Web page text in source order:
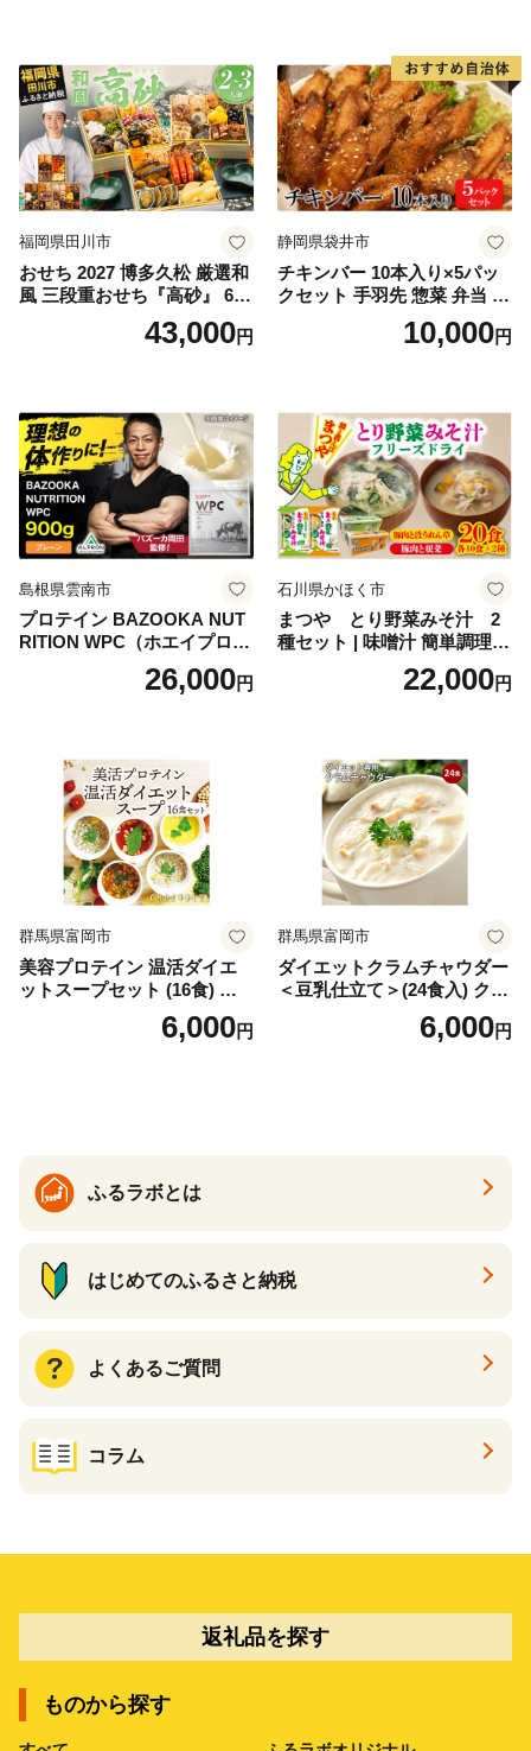
福岡県田川市
おせち 2027 博多久松 厳選和
風 三段重おせち『高砂』 6.5
寸 3段重 2～3人前 おせち料
理 重箱 お正月 冷凍おせち 縁
ち 本格おせち おせち予約 年
末 年始 お取り寄せ 新春 贅沢
おせち こだわりおせち 惣菜
老舗おせち ふるさと納税お
せち 御節 お節料理 正月 調理
不要 おせち料理2027
43,000円
静岡県袋井市
チキンバー 10本入り×5パッ
クセット 手羽先 惣菜 弁当 お
かず お酒 おつまみ ギフト キ
ャンプ アウトドア キャンプ
10,000円
島根県雲南市
プロテイン BAZOOKA NUT
RITION WPC（ホエイプロテ
イン）＜プレーン＞ 900g｜
バズーカ岡田監修・植物由来
ロン [AIEN005]
26,000円
石川県かほく市
まつや とり野菜みそ汁 2
種セット | 味噌汁 簡単調理
お味噌 おみそ みそ とり野菜
時短料理 時短ごはん ご当地
22,000円
群馬県富岡市
美容プロテイン 温活ダイエ
ットスープセット (16食) 小
分け スープ 食べ比べ セット
詰合せ クラムチャウダー チ
6,000円
群馬県富岡市
ダイエットクラムチャウダー
＜豆乳仕立て＞(24食入) クラ
ムチャウダー 豆乳 ダイエッ
ト スープ プロテイン たんぱ
6,000円
ふるラボとは
はじめてのふるさと納税
よくあるご質問
コラム
返礼品を探す
ものから探す